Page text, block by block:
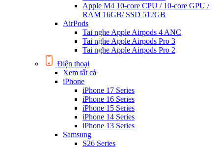
Apple M4 10-core CPU / 10-core GPU /
RAM 16GB/ SSD 512GB
AirPods
Tai nghe Apple Airpods 4 ANC
Tai nghe Apple Airpods Pro 3
Tai nghe Apple Airpods Pro 2
Điện thoại
Xem tất cả
iPhone
iPhone 17 Series
iPhone 16 Series
iPhone 15 Series
iPhone 14 Series
iPhone 13 Series
Samsung
S26 Series